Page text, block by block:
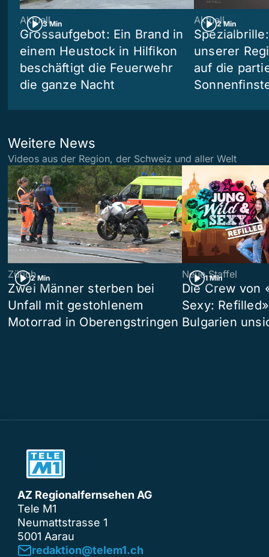
3 Min
Aktuell
Grossaufgebot: Ein Brand in
einem Heustock in Hilfikon
beschäftigt die Feuerwehr
die ganze Nacht
2 Min
Aktuell
unserer
auf die
Weitere News
Videos aus der Region, der Schweiz und aller Welt
2 Min
Zürich
Zwei Männer sterben bei
Unfall mit gestohlenem
Motorrad in Oberengstringen
1 Min
Neue Staffel
Die Crew von
Sexy:
Bulgarien
AZ Regionalfernsehen AG
Tele M1
Neumattstrasse 1
5001 Aarau
redaktion@telem1.ch